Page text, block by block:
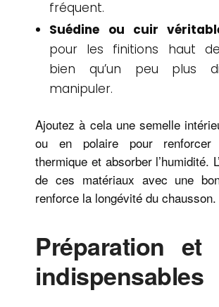
fréquent.
Suédine ou cuir
pour les finitions haut
bien qu’un peu plus
manipuler.
Ajoutez à cela une semelle
ou en polaire pour
thermique et absorber l’humidité.
de ces matériaux avec une
renforce la longévité du chausson.
Préparation et
indispensables